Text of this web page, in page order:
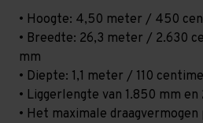
• Hoogte: 4,50 meter / 450
• Breedte: 26,3 meter / 2.630
mm
• Diepte: 1,1 meter / 110
• Liggerlengte van 1.850 mm en
• Het maximale